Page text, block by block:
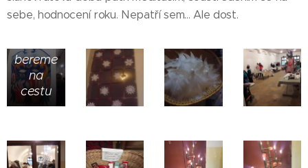
sebe, hodnocení roku. Nepatří sem... Ale dost.
bereme
na
cestu